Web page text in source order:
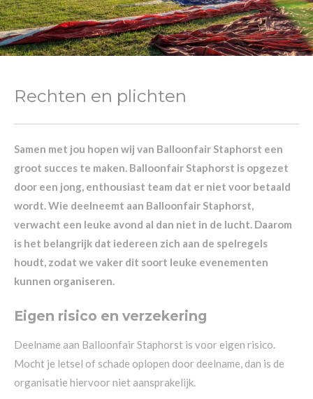
Rechten en plichten
Samen met jou hopen wij van Balloonfair Staphorst een
groot succes te maken. Balloonfair Staphorst is opgezet
door een jong, enthousiast team dat er niet voor betaald
wordt. Wie deelneemt aan Balloonfair Staphorst,
verwacht een leuke avond al dan niet in de lucht. Daarom
is het belangrijk dat iedereen zich aan de spelregels
houdt, zodat we vaker dit soort leuke evenementen
kunnen organiseren.
Eigen risico en verzekering
Deelname aan Balloonfair Staphorst is voor eigen risico.
Mocht je letsel of schade oplopen door deelname, dan is de
organisatie hiervoor niet aansprakelijk.